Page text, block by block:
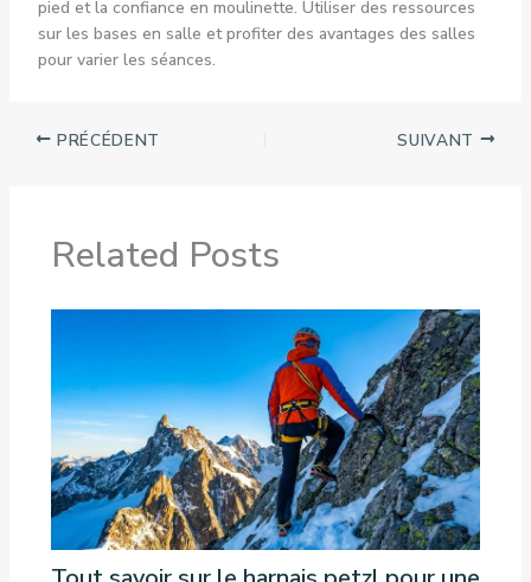
pied et la confiance en moulinette. Utiliser des ressources
sur les bases en salle et profiter des avantages des salles
pour varier les séances.
PRÉCÉDENT SUIVANT
Related Posts